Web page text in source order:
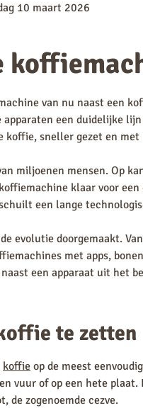
Franke
10 maart 2026
van nu naast een
een duidelijke
sneller gezet en
miljoenen mensen. Op
klaar voor
een lange
evolutie doorgemaakt.
met apps,
een apparaat uit het
te zetten
koffie op de meest
vuur of op een hete
de zogenoemde cezve.